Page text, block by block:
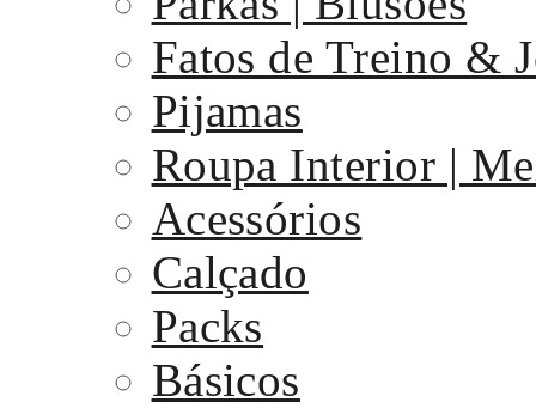
Fatos de Treino &
Pijamas
Roupa Interior |
Acessórios
Calçado
Packs
Básicos